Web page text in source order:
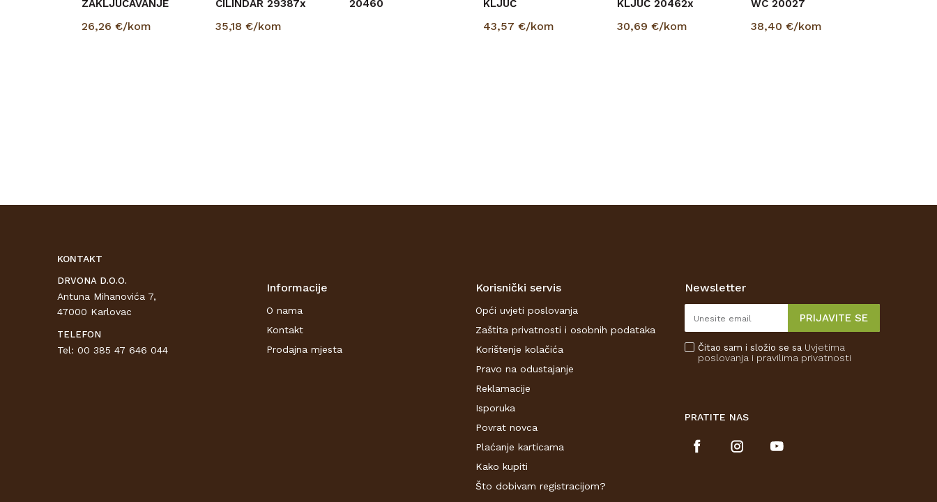
ZAKLJUČAVANJE
26,26 €/kom
CILINDAR 29387x
35,18 €/kom
20460
KLJUČ
43,57 €/kom
KLJUČ 20462x
30,69 €/kom
WC 20027
38,40 €/kom
KONTAKT
DRVONA D.O.O.
Antuna Mihanovića 7,
47000 Karlovac
TELEFON
Tel: 00 385 47 646 044
Informacije
O nama
Kontakt
Prodajna mjesta
Korisnički servis
Opći uvjeti poslovanja
Zaštita privatnosti i osobnih podataka
Korištenje kolačića
Pravo na odustajanje
Reklamacije
Isporuka
Povrat novca
Plaćanje karticama
Kako kupiti
Što dobivam registracijom?
Newsletter
PRIJAVITE SE
Čitao sam i složio se sa Uvjetima
poslovanja i pravilima privatnosti
PRATITE NAS